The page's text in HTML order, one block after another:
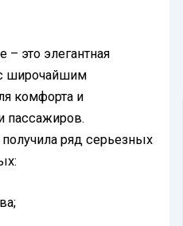
это элегантная
широчайшим
комфорта и
пассажиров.
ряд серьезных